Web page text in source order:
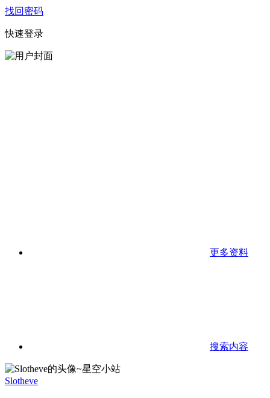
找回密码
快速登录
更多资料
搜索内容
Slotheve